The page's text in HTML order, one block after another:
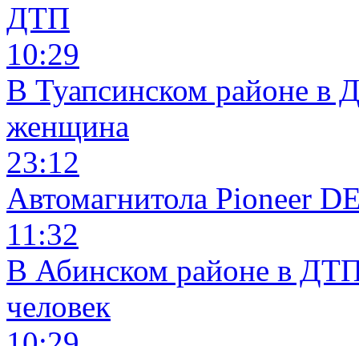
ДТП
10:29
В Туапсинском районе в
женщина
23:12
Автомагнитола Pioneer
11:32
В Абинском районе в
человек